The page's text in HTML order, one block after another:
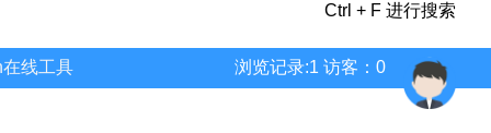
Ctrl + F 进行搜索
线工具 浏览记录:1 访客：0